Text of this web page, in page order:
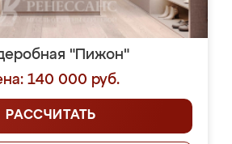
"Пижон"
140 000 руб.
РАССЧИТАТЬ